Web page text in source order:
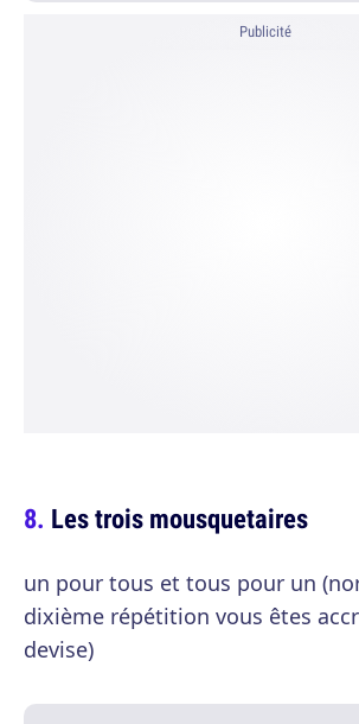
Publicité
Les trois mousquetaires
un pour tous et tous pour un
dixième répétition vous êtes
devise)